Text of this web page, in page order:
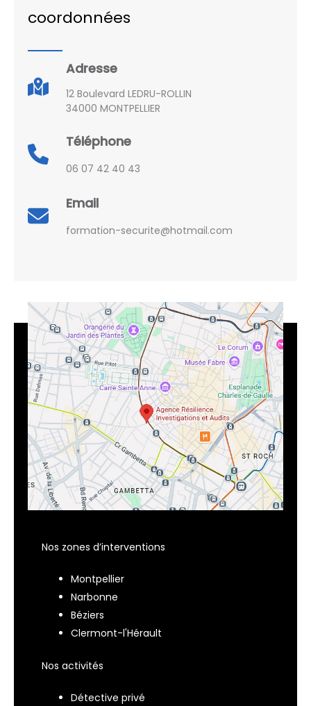
coordonnées
Adresse
12 Boulevard LEDRU-ROLLIN
34000 MONTPELLIER
Téléphone
06 07 42 40 43
Email
formation-securite@hotmail.com
Nos zones d’interventions
Montpellier
Narbonne
Béziers
Clermont-l'Hérault
Nos activités
Détective privé